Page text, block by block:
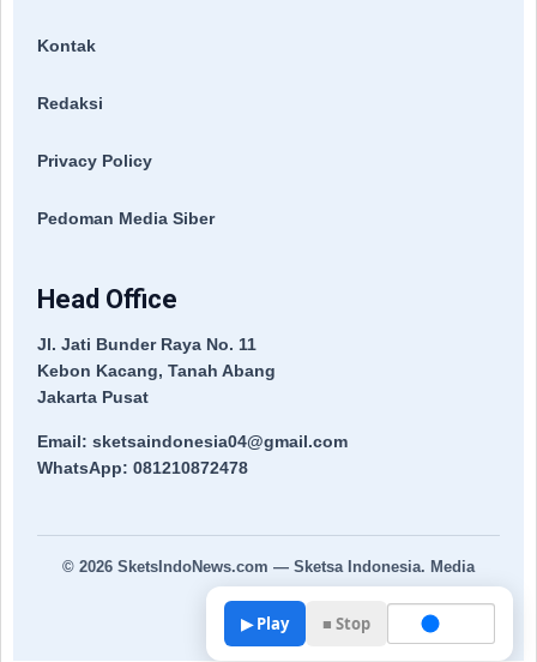
Kontak
Redaksi
Privacy Policy
Pedoman Media Siber
Head Office
Jl. Jati Bunder Raya No. 11
Kebon Kacang, Tanah Abang
Jakarta Pusat
Email: sketsaindonesia04@gmail.com
WhatsApp: 081210872478
© 2026 SketsIndoNews.com — Sketsa Indonesia. Media
▶ Play ■ Stop